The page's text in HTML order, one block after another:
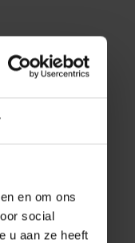
en om ons
social
u aan ze heeft